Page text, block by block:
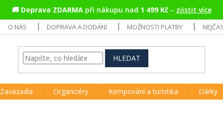
🚚 Doprava ZDARMApři nákupu nad 1 499 Kč– zjistit více
O NÁS DOPRAVA A DODÁNÍ MOŽNOSTI PLATBY
HLEDAT
Zavazadla Organizéry Kempování a turistika Dárky